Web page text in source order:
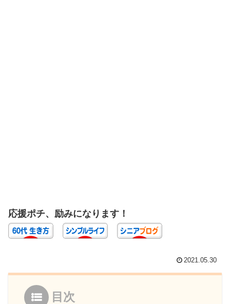
応援ポチ、励みになります！
2021.05.30
目次